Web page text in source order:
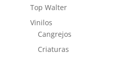
Top Walter
Vinilos
Cangrejos
Criaturas